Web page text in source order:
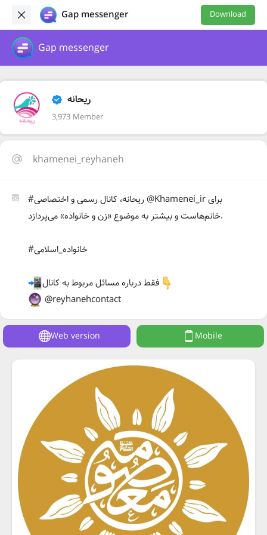
Gap messenger Download
Gap messenger
ریحانه
3,973 Member
khamenei_reyhaneh
#ریحانه، کانال رسمی و اختصاصی @Khamenei_ir برای
خانم‌هاست و بیشتر به موضوع «زن و خانواده» می‌پردازد.
#خانواده_اسلامی
فقط درباره مسائل مربوط به کانال
@reyhanehcontact
Web version Mobile